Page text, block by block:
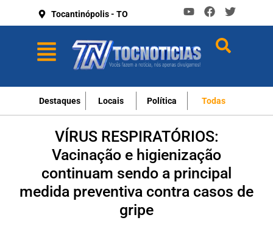
Tocantinópolis - TO
Destaques Locais Política Todas
VÍRUS RESPIRATÓRIOS:
Vacinação e higienização
continuam sendo a principal
medida preventiva contra casos de
gripe